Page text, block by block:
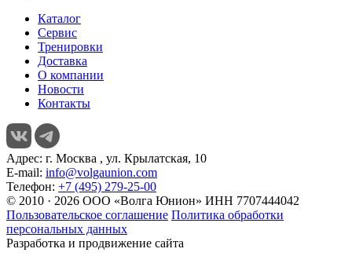
Каталог
Сервис
Тренировки
Доставка
О компании
Новости
Контакты
Адрес: г. Москва , ул. Крылатская, 10
E-mail: info@volgaunion.com
Телефон: +7 (495) 279-25-00
© 2010 · 2026 ООО «Волга Юнион» ИНН 7707444042
Пользовательское соглашение Политика обработки
персональных данных
Разработка и продвижение сайта